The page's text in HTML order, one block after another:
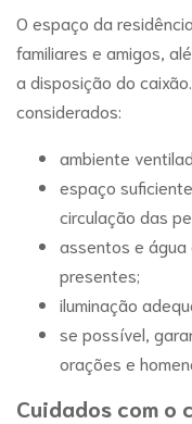
O espaço da
familiares e amigos,
a disposição do
considerados:
ambiente
espaço
circulação das
assentos e
presentes;
iluminação
se possível,
orações e
Cuidados com o